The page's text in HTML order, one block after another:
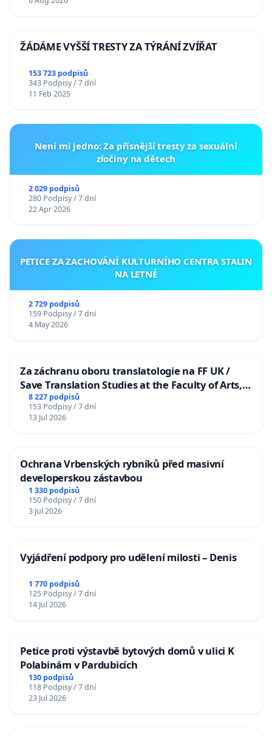
ŽÁDÁME VYŠŠÍ TRESTY ZA TÝRÁNÍ ZVÍŘAT
153 723 podpisů
343 Podpisy / 7 dní
11 Feb 2025
Není mi jedno: Za přísnější tresty za sexuální
zločiny na dětech
2 029 podpisů
280 Podpisy / 7 dní
22 Apr 2026
PETICE ZA ZACHOVÁNÍ KULTURNÍHO CENTRA STALIN
NA LETNÉ
2 729 podpisů
159 Podpisy / 7 dní
4 May 2026
Za záchranu oboru translatologie na FF UK /
Save Translation Studies at the Faculty of Arts,
Charles University
8 227 podpisů
153 Podpisy / 7 dní
13 Jul 2026
Ochrana Vrbenských rybníků před masivní
developerskou zástavbou
1 330 podpisů
150 Podpisy / 7 dní
3 Jul 2026
Vyjádření podpory pro udělení milosti – Denis
1 770 podpisů
125 Podpisy / 7 dní
14 Jul 2026
Petice proti výstavbě bytových domů v ulici K
Polabinám v Pardubicích
130 podpisů
118 Podpisy / 7 dní
23 Jul 2026